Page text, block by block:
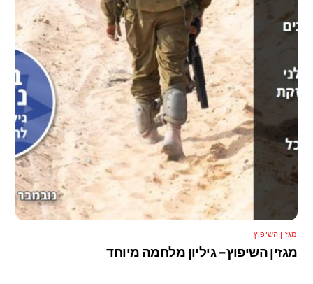
מגזין השיפוץ
מגזין השיפוץ – גיליון מלחמה מיוחד